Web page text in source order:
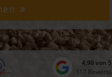
4,90 von 5
317